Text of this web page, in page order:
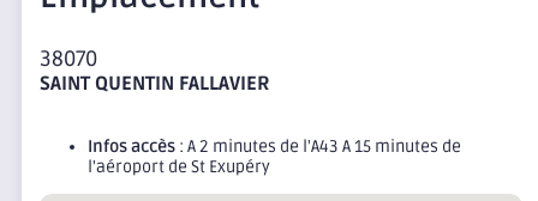
38070
SAINT QUENTIN FALLAVIER
Infos accès : A 2 minutes de l'A43 A 15 minutes de
l'aéroport de St Exupéry